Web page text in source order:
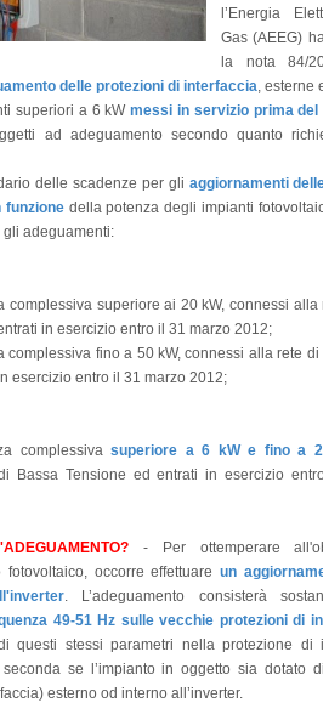
l’Energia
Gas (AEEG)
la nota 84/
delle protezioni di interfaccia, esterne
superiori a 6 kWmessi in servizio prima del
ad adeguamento secondo quanto
delle scadenze per gli aggiornamenti
funzionedella potenza degli impianti
gli adeguamenti:
complessiva superiore ai 20 kW, connessi alla
in esercizio entro il 31 marzo 2012;
complessiva fino a 50 kW, connessi alla rete di
esercizio entro il 31 marzo 2012;
complessiva superiore a 6 kW e fino a
Bassa Tensione ed entrati in esercizio
-
Per ottemperare
fotovoltaico, occorre effettuareun
. L’adeguamento consisterà
49-51 Hz sulle vecchie protezioni di
questi stessi parametri nella protezione di
se l’impianto in oggetto sia dotato
esterno od interno all’inverter.